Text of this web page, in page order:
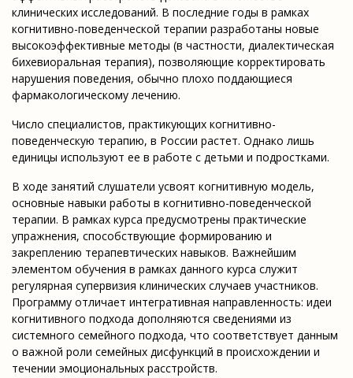
клинических исследований. В последние годы в рамках
когнитивно-поведенческой терапии разработаны новые
высокоэффективные методы (в частности, диалектическая
бихевиоральная терапия), позволяющие корректировать
нарушения поведения, обычно плохо поддающиеся
фармакологическому лечению.
Число специалистов, практикующих когнитивно-
поведенческую терапию, в России растет. Однако лишь
единицы используют ее в работе с детьми и подростками.
В ходе занятий слушатели усвоят когнитивную модель,
основные навыки работы в когнитивно-поведенческой
терапии. В рамках курса предусмотрены практические
упражнения, способствующие формированию и
закреплению терапевтических навыков. Важнейшим
элементом обучения в рамках данного курса служит
регулярная супервизия клинических случаев участников.
Программу отличает интегративная направленность: идеи
когнитивного подхода дополняются сведениями из
системного семейного подхода, что соответствует данным
о важной роли семейных дисфункций в происхождении и
течении эмоциональных расстройств.